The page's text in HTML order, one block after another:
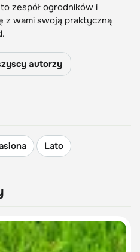
zespół ogrodników i
z wami swoją praktyczną
autorzy
Lato